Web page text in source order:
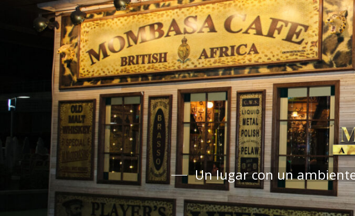
Un lugar con un